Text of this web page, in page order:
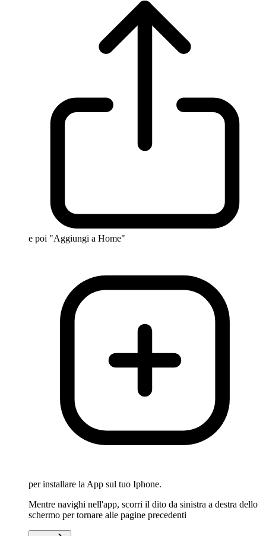
e poi "Aggiungi a Home"
per installare la App sul tuo Iphone.
Mentre navighi nell'app, scorri il dito da sinistra a destra dello
schermo per tornare alle pagine precedenti